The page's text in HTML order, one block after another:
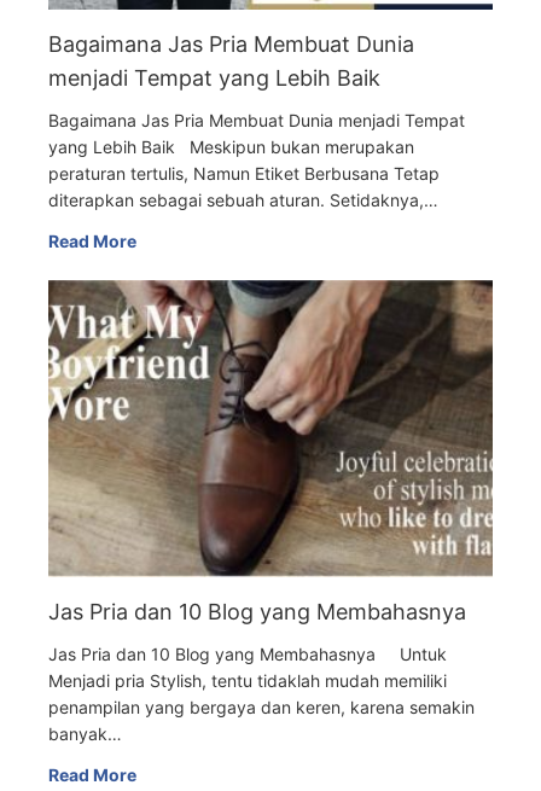
Bagaimana Jas Pria Membuat Dunia
menjadi Tempat yang Lebih Baik
Bagaimana Jas Pria Membuat Dunia menjadi Tempat
yang Lebih Baik Meskipun bukan merupakan
peraturan tertulis, Namun Etiket Berbusana Tetap
diterapkan sebagai sebuah aturan. Setidaknya,…
Read More
Jas Pria dan 10 Blog yang Membahasnya
Jas Pria dan 10 Blog yang Membahasnya Untuk
Menjadi pria Stylish, tentu tidaklah mudah memiliki
penampilan yang bergaya dan keren, karena semakin
banyak…
Read More